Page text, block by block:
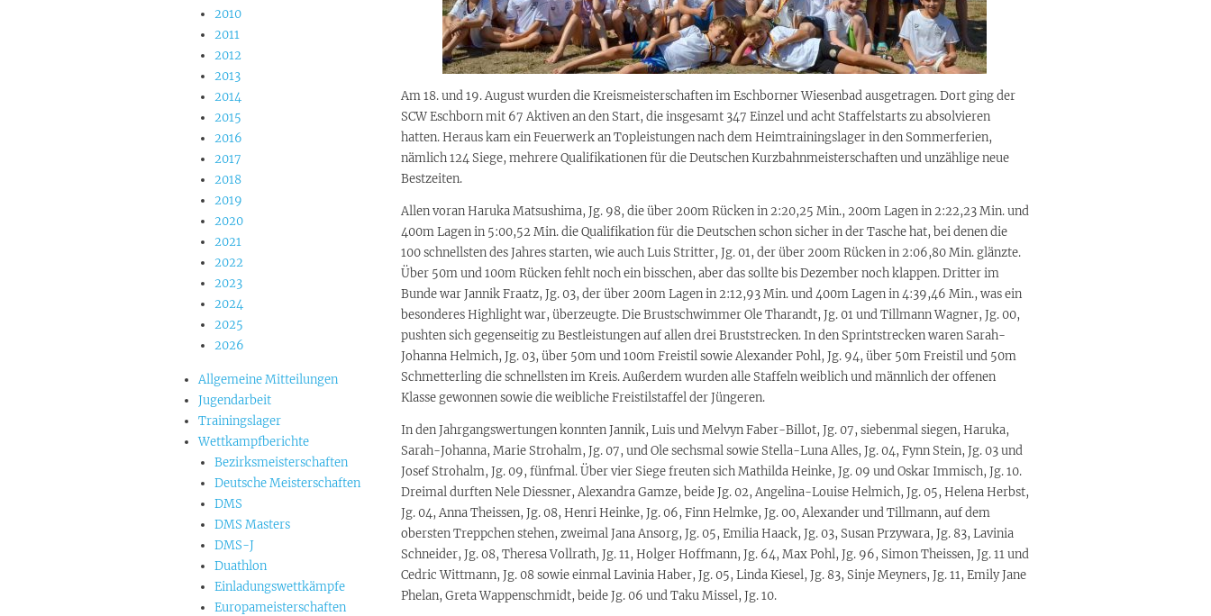
Am 18. und 19. August wurden die Kreismeisterschaften im Eschborner Wiesenbad ausgetragen. Dort ging der
SCW Eschborn mit 67 Aktiven an den Start, die insgesamt 347 Einzel und acht Staffelstarts zu absolvieren
hatten. Heraus kam ein Feuerwerk an Topleistungen nach dem Heimtrainingslager in den Sommerferien,
nämlich 124 Siege, mehrere Qualifikationen für die Deutschen Kurzbahnmeisterschaften und unzählige neue
Bestzeiten.
Allen voran Haruka Matsushima, Jg. 98, die über 200m Rücken in 2:20,25 Min., 200m Lagen in 2:22,23 Min. und
400m Lagen in 5:00,52 Min. die Qualifikation für die Deutschen schon sicher in der Tasche hat, bei denen die
100 schnellsten des Jahres starten, wie auch Luis Stritter, Jg. 01, der über 200m Rücken in 2:06,80 Min. glänzte.
Über 50m und 100m Rücken fehlt noch ein bisschen, aber das sollte bis Dezember noch klappen. Dritter im
Bunde war Jannik Fraatz, Jg. 03, der über 200m Lagen in 2:12,93 Min. und 400m Lagen in 4:39,46 Min., was ein
besonderes Highlight war, überzeugte. Die Brustschwimmer Ole Tharandt, Jg. 01 und Tillmann Wagner, Jg. 00,
pushten sich gegenseitig zu Bestleistungen auf allen drei Bruststrecken. In den Sprintstrecken waren Sarah-
Johanna Helmich, Jg. 03, über 50m und 100m Freistil sowie Alexander Pohl, Jg. 94, über 50m Freistil und 50m
Schmetterling die schnellsten im Kreis. Außerdem wurden alle Staffeln weiblich und männlich der offenen
Klasse gewonnen sowie die weibliche Freistilstaffel der Jüngeren.
In den Jahrgangswertungen konnten Jannik, Luis und Melvyn Faber-Billot, Jg. 07, siebenmal siegen, Haruka,
Sarah-Johanna, Marie Strohalm, Jg. 07, und Ole sechsmal sowie Stella-Luna Alles, Jg. 04, Fynn Stein, Jg. 03 und
Josef Strohalm, Jg. 09, fünfmal. Über vier Siege freuten sich Mathilda Heinke, Jg. 09 und Oskar Immisch, Jg. 10.
Dreimal durften Nele Diessner, Alexandra Gamze, beide Jg. 02, Angelina-Louise Helmich, Jg. 05, Helena Herbst,
Jg. 04, Anna Theissen, Jg. 08, Henri Heinke, Jg. 06, Finn Helmke, Jg. 00, Alexander und Tillmann, auf dem
obersten Treppchen stehen, zweimal Jana Ansorg, Jg. 05, Emilia Haack, Jg. 03, Susan Przywara, Jg. 83, Lavinia
Schneider, Jg. 08, Theresa Vollrath, Jg. 11, Holger Hoffmann, Jg. 64, Max Pohl, Jg. 96, Simon Theissen, Jg. 11 und
Cedric Wittmann, Jg. 08 sowie einmal Lavinia Haber, Jg. 05, Linda Kiesel, Jg. 83, Sinje Meyners, Jg. 11, Emily Jane
Phelan, Greta Wappenschmidt, beide Jg. 06 und Taku Missel, Jg. 10.
2010
2011
2012
2013
2014
2015
2016
2017
2018
2019
2020
2021
2022
2023
2024
2025
2026
Allgemeine Mitteilungen
Jugendarbeit
Trainingslager
Wettkampfberichte
Bezirksmeisterschaften
Deutsche Meisterschaften
DMS
DMS Masters
DMS-J
Duathlon
Einladungswettkämpfe
Europameisterschaften